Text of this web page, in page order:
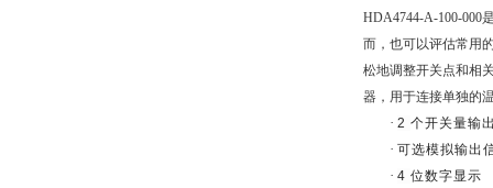
HDA4744-A-100-000
而，也可以评估常用
松地调整开关点和相
器，用于连接单独的
· 2 个开关量输
· 可选模拟输出
· 4 位数字显示